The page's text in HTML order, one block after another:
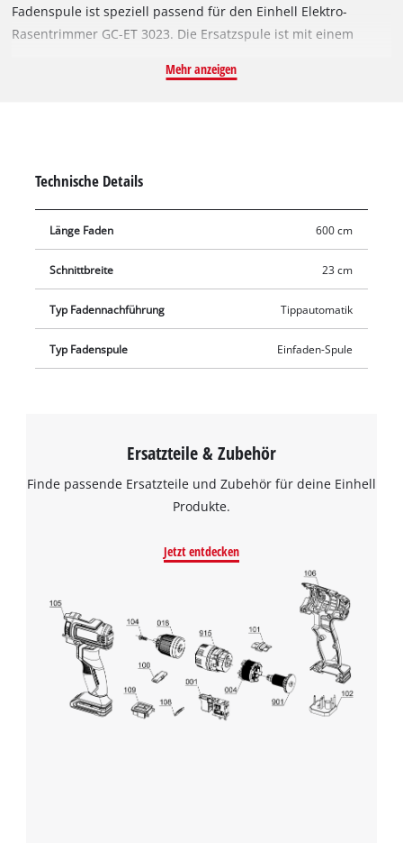
Fadenspule ist speziell passend für den Einhell Elektro-
Rasentrimmer GC-ET 3023. Die Ersatzspule ist mit einem
Meter lang und hat einen Durchmesser von 1,5 mm. Für die
Mehr anzeigen
Technische Details
Länge Faden 600 cm
Schnittbreite 23 cm
Typ Fadennachführung Tippautomatik
Typ Fadenspule Einfaden-Spule
Ersatzteile & Zubehör
Finde passende Ersatzteile und Zubehör für deine Einhell
Produkte.
Jetzt entdecken